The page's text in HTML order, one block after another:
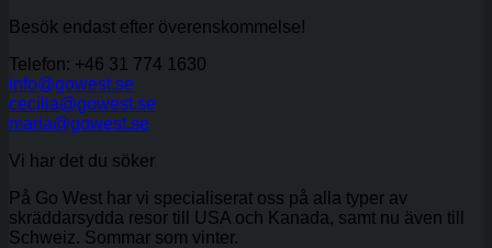
Besök endast efter överenskommelse!
Telefon: +46 31 774 1630
info@gowest.se
cecilia@gowest.se
maria@gowest.se
Vi har det du söker
På Go West har vi specialiserat oss på alla typer av
skräddarsydda resor till USA och Kanada, samt nu även till
Schweiz. Sommar som vinter.